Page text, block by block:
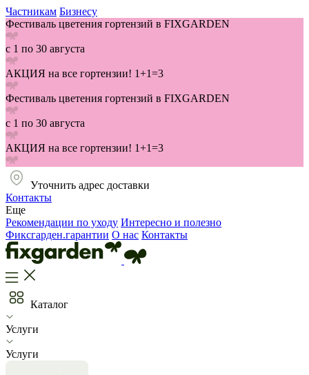
Частникам Бизнесу
Фестиваль цветения гортензий в FIXGARDEN
с 1 по 30 августа
АКЦИЯ на все гортензии! 1+1=3
Фестиваль цветения гортензий в FIXGARDEN
с 1 по 30 августа
АКЦИЯ на все гортензии! 1+1=3
Уточнить адрес доставки
Контакты
Еще
Рекомендации по уходу Интересно и полезно
Фиксгарден.гарантии О нас Контакты
Каталог
Услуги
Услуги